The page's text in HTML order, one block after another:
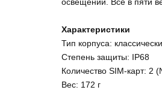
Характеристики
Тип корпуса:
Степень защиты: IP68
Количество SIM-карт: 2
Вес: 172 г